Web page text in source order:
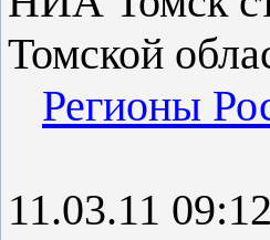
Томской
Регионы
11.03.11 09:12